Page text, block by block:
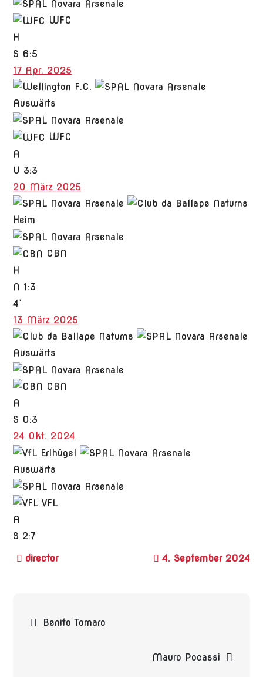
WFC
H
S 6:5
17 Apr. 2025
Auswärts
WFC
A
U 3:3
20 März 2025
Heim
CBN
H
N 1:3
4`
13 März 2025
Auswärts
CBN
A
S 0:3
24 Okt. 2024
Auswärts
VFL
A
S 2:7
4. September 2024
Beitragsnavigation
Benito Tomaro
Mauro Pocassi